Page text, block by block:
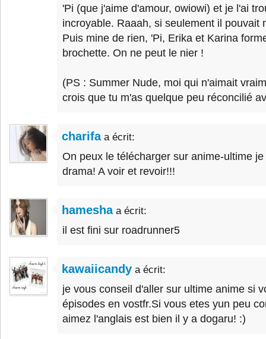
'Pi (que j'aime d'amour, owiowi) et je l'ai
incroyable. Raaah, si seulement il pouvait
Puis mine de rien, 'Pi, Erika et Karina
brochette. On ne peut le nier !
(PS : Summer Nude, moi qui n'aimait
crois que tu m'as quelque peu réconcilié
charifaa écrit:
On peux le télécharger sur anime-ultime
drama! A voir et revoir!!!
hameshaa écrit:
il est fini sur roadrunner5
kawaiicandy a écrit:
je vous conseil d'aller sur ultime anime si
épisodes en vostfr.Si vous etes yun peu
aimez l'anglais est bien il y a dogaru! :)